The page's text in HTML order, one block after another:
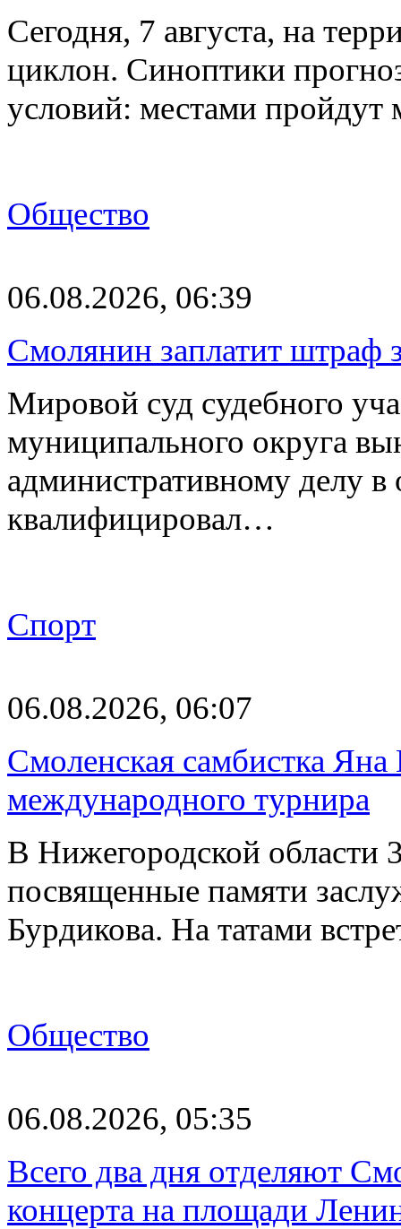
Сегодня, 7 августа, на
циклон. Синоптики
условий: местами
Общество
06.08.2026, 06:39
Смолянин заплатит штраф
Мировой суд судебного
муниципального округа
административному делу
квалифицировал…
Спорт
06.08.2026, 06:07
Смоленская самбистка Яна
международного турнира
В Нижегородской области
посвященные памяти
Бурдикова. На татами
Общество
06.08.2026, 05:35
Всего два дня отделяют
концерта на площади